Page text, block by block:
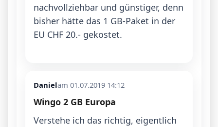
nachvollziehbar und günstiger, denn
bisher hätte das 1 GB-Paket in der
EU CHF 20.- gekostet.
Danielam 01.07.2019 14:12
Wingo 2 GB Europa
Verstehe ich das richtig, eigentlich